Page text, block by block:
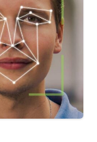
มนูญ เช่น ปปช.
ะมาณกลับไม่
บไม่มีความคืบ
าลจากภาษีที่
ารถอดถอน
ปี 2560 นั่นจึง
าย” ในแอป